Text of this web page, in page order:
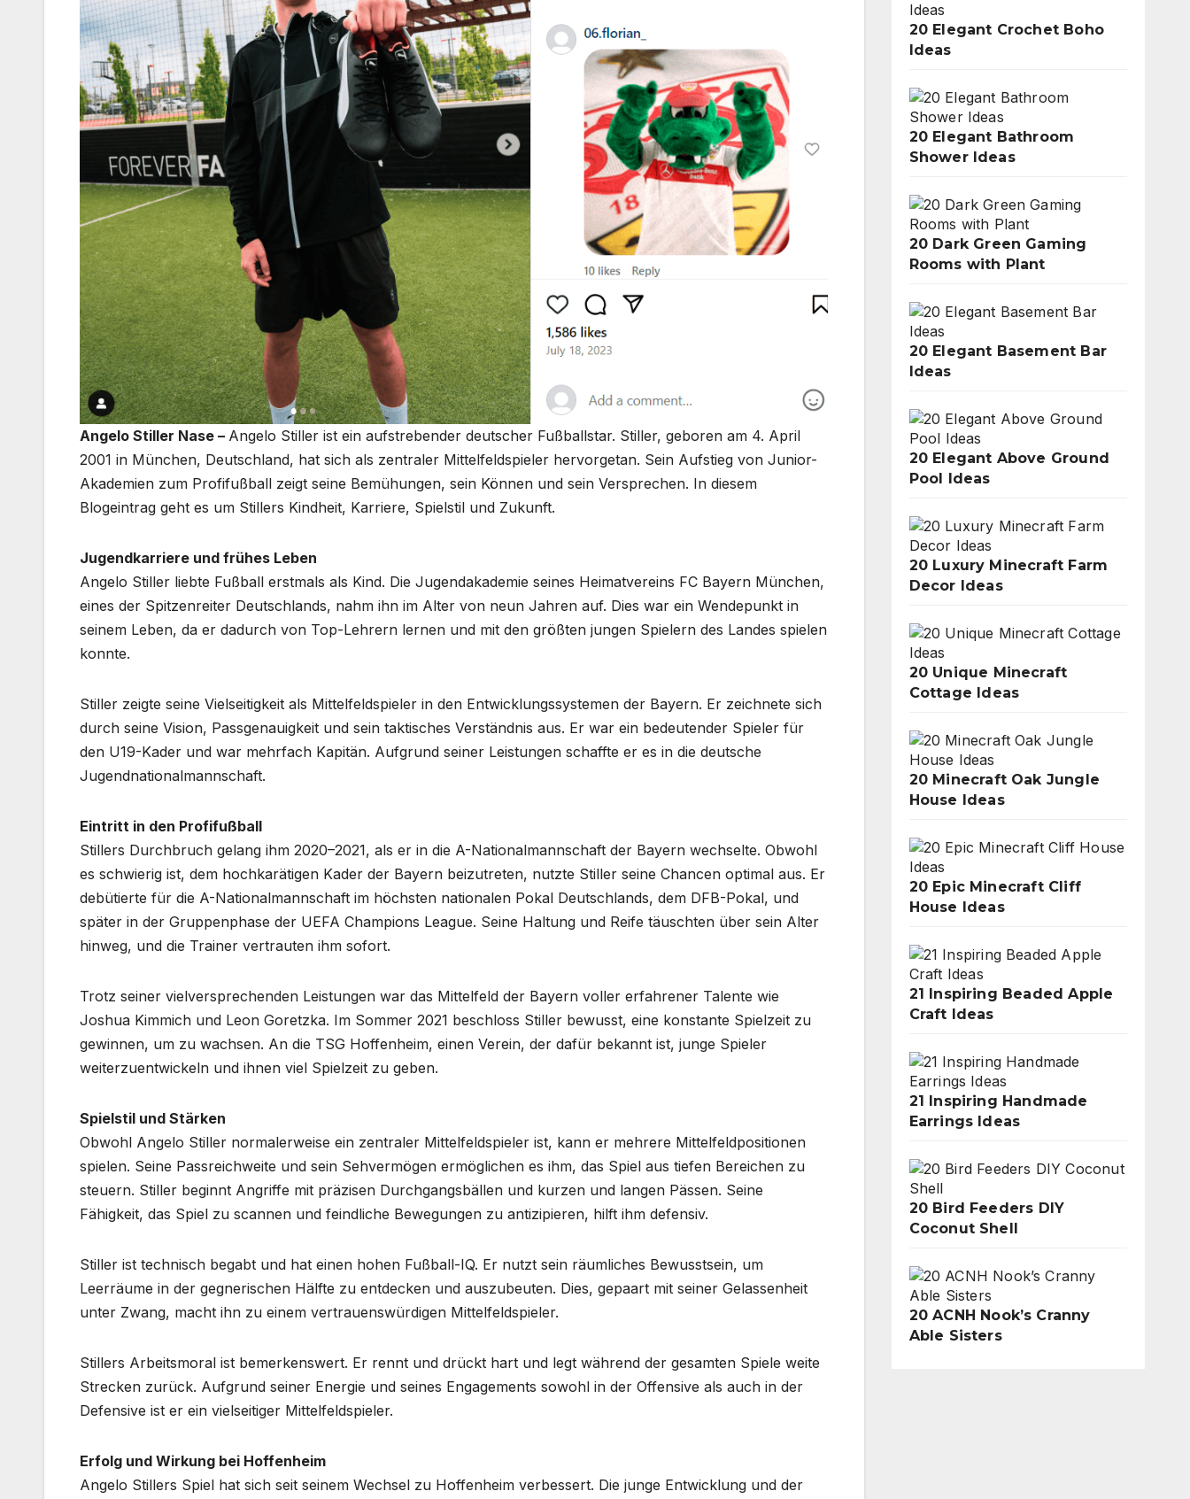
Angelo Stiller Nase – Angelo Stiller ist ein aufstrebender deutscher Fußballstar. Stiller, geboren am 4. April
2001 in München, Deutschland, hat sich als zentraler Mittelfeldspieler hervorgetan. Sein Aufstieg von Junior-
Akademien zum Profifußball zeigt seine Bemühungen, sein Können und sein Versprechen. In diesem
Blogeintrag geht es um Stillers Kindheit, Karriere, Spielstil und Zukunft.
Jugendkarriere und frühes Leben
Angelo Stiller liebte Fußball erstmals als Kind. Die Jugendakademie seines Heimatvereins FC Bayern München,
eines der Spitzenreiter Deutschlands, nahm ihn im Alter von neun Jahren auf. Dies war ein Wendepunkt in
seinem Leben, da er dadurch von Top-Lehrern lernen und mit den größten jungen Spielern des Landes spielen
konnte.
Stiller zeigte seine Vielseitigkeit als Mittelfeldspieler in den Entwicklungssystemen der Bayern. Er zeichnete sich
durch seine Vision, Passgenauigkeit und sein taktisches Verständnis aus. Er war ein bedeutender Spieler für
den U19-Kader und war mehrfach Kapitän. Aufgrund seiner Leistungen schaffte er es in die deutsche
Jugendnationalmannschaft.
Eintritt in den Profifußball
Stillers Durchbruch gelang ihm 2020–2021, als er in die A-Nationalmannschaft der Bayern wechselte. Obwohl
es schwierig ist, dem hochkarätigen Kader der Bayern beizutreten, nutzte Stiller seine Chancen optimal aus. Er
debütierte für die A-Nationalmannschaft im höchsten nationalen Pokal Deutschlands, dem DFB-Pokal, und
später in der Gruppenphase der UEFA Champions League. Seine Haltung und Reife täuschten über sein Alter
hinweg, und die Trainer vertrauten ihm sofort.
Trotz seiner vielversprechenden Leistungen war das Mittelfeld der Bayern voller erfahrener Talente wie
Joshua Kimmich und Leon Goretzka. Im Sommer 2021 beschloss Stiller bewusst, eine konstante Spielzeit zu
gewinnen, um zu wachsen. An die TSG Hoffenheim, einen Verein, der dafür bekannt ist, junge Spieler
weiterzuentwickeln und ihnen viel Spielzeit zu geben.
Spielstil und Stärken
Obwohl Angelo Stiller normalerweise ein zentraler Mittelfeldspieler ist, kann er mehrere Mittelfeldpositionen
spielen. Seine Passreichweite und sein Sehvermögen ermöglichen es ihm, das Spiel aus tiefen Bereichen zu
steuern. Stiller beginnt Angriffe mit präzisen Durchgangsbällen und kurzen und langen Pässen. Seine
Fähigkeit, das Spiel zu scannen und feindliche Bewegungen zu antizipieren, hilft ihm defensiv.
Stiller ist technisch begabt und hat einen hohen Fußball-IQ. Er nutzt sein räumliches Bewusstsein, um
Leerräume in der gegnerischen Hälfte zu entdecken und auszubeuten. Dies, gepaart mit seiner Gelassenheit
unter Zwang, macht ihn zu einem vertrauenswürdigen Mittelfeldspieler.
Stillers Arbeitsmoral ist bemerkenswert. Er rennt und drückt hart und legt während der gesamten Spiele weite
Strecken zurück. Aufgrund seiner Energie und seines Engagements sowohl in der Offensive als auch in der
Defensive ist er ein vielseitiger Mittelfeldspieler.
Erfolg und Wirkung bei Hoffenheim
Angelo Stillers Spiel hat sich seit seinem Wechsel zu Hoffenheim verbessert. Die junge Entwicklung und der
20 Elegant Crochet Boho
Ideas
20 Elegant Bathroom
Shower Ideas
20 Dark Green Gaming
Rooms with Plant
20 Elegant Basement Bar
Ideas
20 Elegant Above Ground
Pool Ideas
20 Luxury Minecraft Farm
Decor Ideas
20 Unique Minecraft
Cottage Ideas
20 Minecraft Oak Jungle
House Ideas
20 Epic Minecraft Cliff
House Ideas
21 Inspiring Beaded Apple
Craft Ideas
21 Inspiring Handmade
Earrings Ideas
20 Bird Feeders DIY
Coconut Shell
20 ACNH Nook’s Cranny
Able Sisters